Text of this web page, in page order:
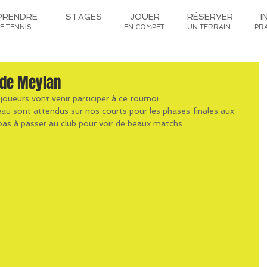
STAGES JOUER RÉSERVER
TENNIS EN COMPET UN TERRAIN
Meylan
vont venir participer à ce tournoi.
sont attendus sur nos courts pour les phases finales aux
à passer au club pour voir de beaux matchs